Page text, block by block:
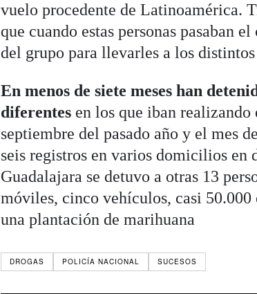
vuelo procedente de Latinoamérica.
que cuando estas personas pasaban
del grupo para llevarles a los
En menos de siete meses han
diferentes en los que iban realizando
septiembre del pasado año y el mes
seis registros en varios domicilios
Guadalajara se detuvo a otras 13
móviles, cinco vehículos, casi 50.000
una plantación de marihuana
DROGAS POLICÍA NACIONAL SUCESOS